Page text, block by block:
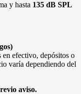
y hasta 135 dB SPL
efectivo, depósitos o
varía dependiendo del
aviso.